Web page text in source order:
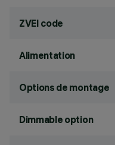
ZVEI code
Alimentation
Options de montage
Dimmable option